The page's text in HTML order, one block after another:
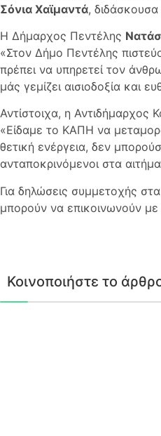
Σόνια Χαϊμαντά,
Η Δήμαρχος Πεντέλης
«Στον Δήμο Πεντέλης
πρέπει να υπηρετεί τον
μάς γεμίζει αισιοδοξία και
Αντίστοιχα, η Αντιδήμαρχος
«Είδαμε το ΚΑΠΗ να
θετική ενέργεια, δεν
ανταποκρινόμενοι στα
Για δηλώσεις συμμετοχής
μπορούν να επικοινωνούν
Κοινοποιήστε το